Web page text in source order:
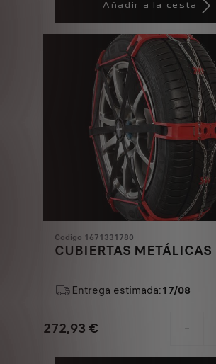
€
1
Añadir a la cesta
Codigo 1671331780
CUBIERTAS METÁLICAS
Entrega estimada:17/08
272,93 €
Price
-
Quantity